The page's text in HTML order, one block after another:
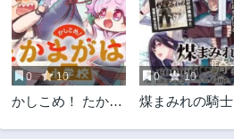
0 10
かしこめ！ たかま
0 10
煤まみれの騎士